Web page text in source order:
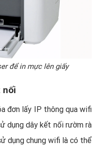
để in mực lên giấy
nối
đơn lấy IP thông qua wifi
dụng dây kết nối rườm rà
dụng chung wifi là có thể